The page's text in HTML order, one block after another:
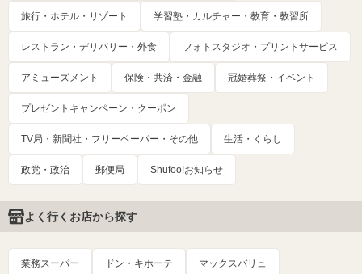
旅行・ホテル・リゾート 学習塾・カルチャー・教育・教習所
レストラン・デリバリー・外食 フォトスタジオ・プリントサービス
アミューズメント 保険・共済・金融 冠婚葬祭・イベント
プレゼントキャンペーン・クーポン
TV局・新聞社・フリーペーパー・その他 生活・くらし
政党・政治 郵便局 Shufoo!お知らせ
よく行くお店から探す
業務スーパー ドン・キホーテ マックスバリュ